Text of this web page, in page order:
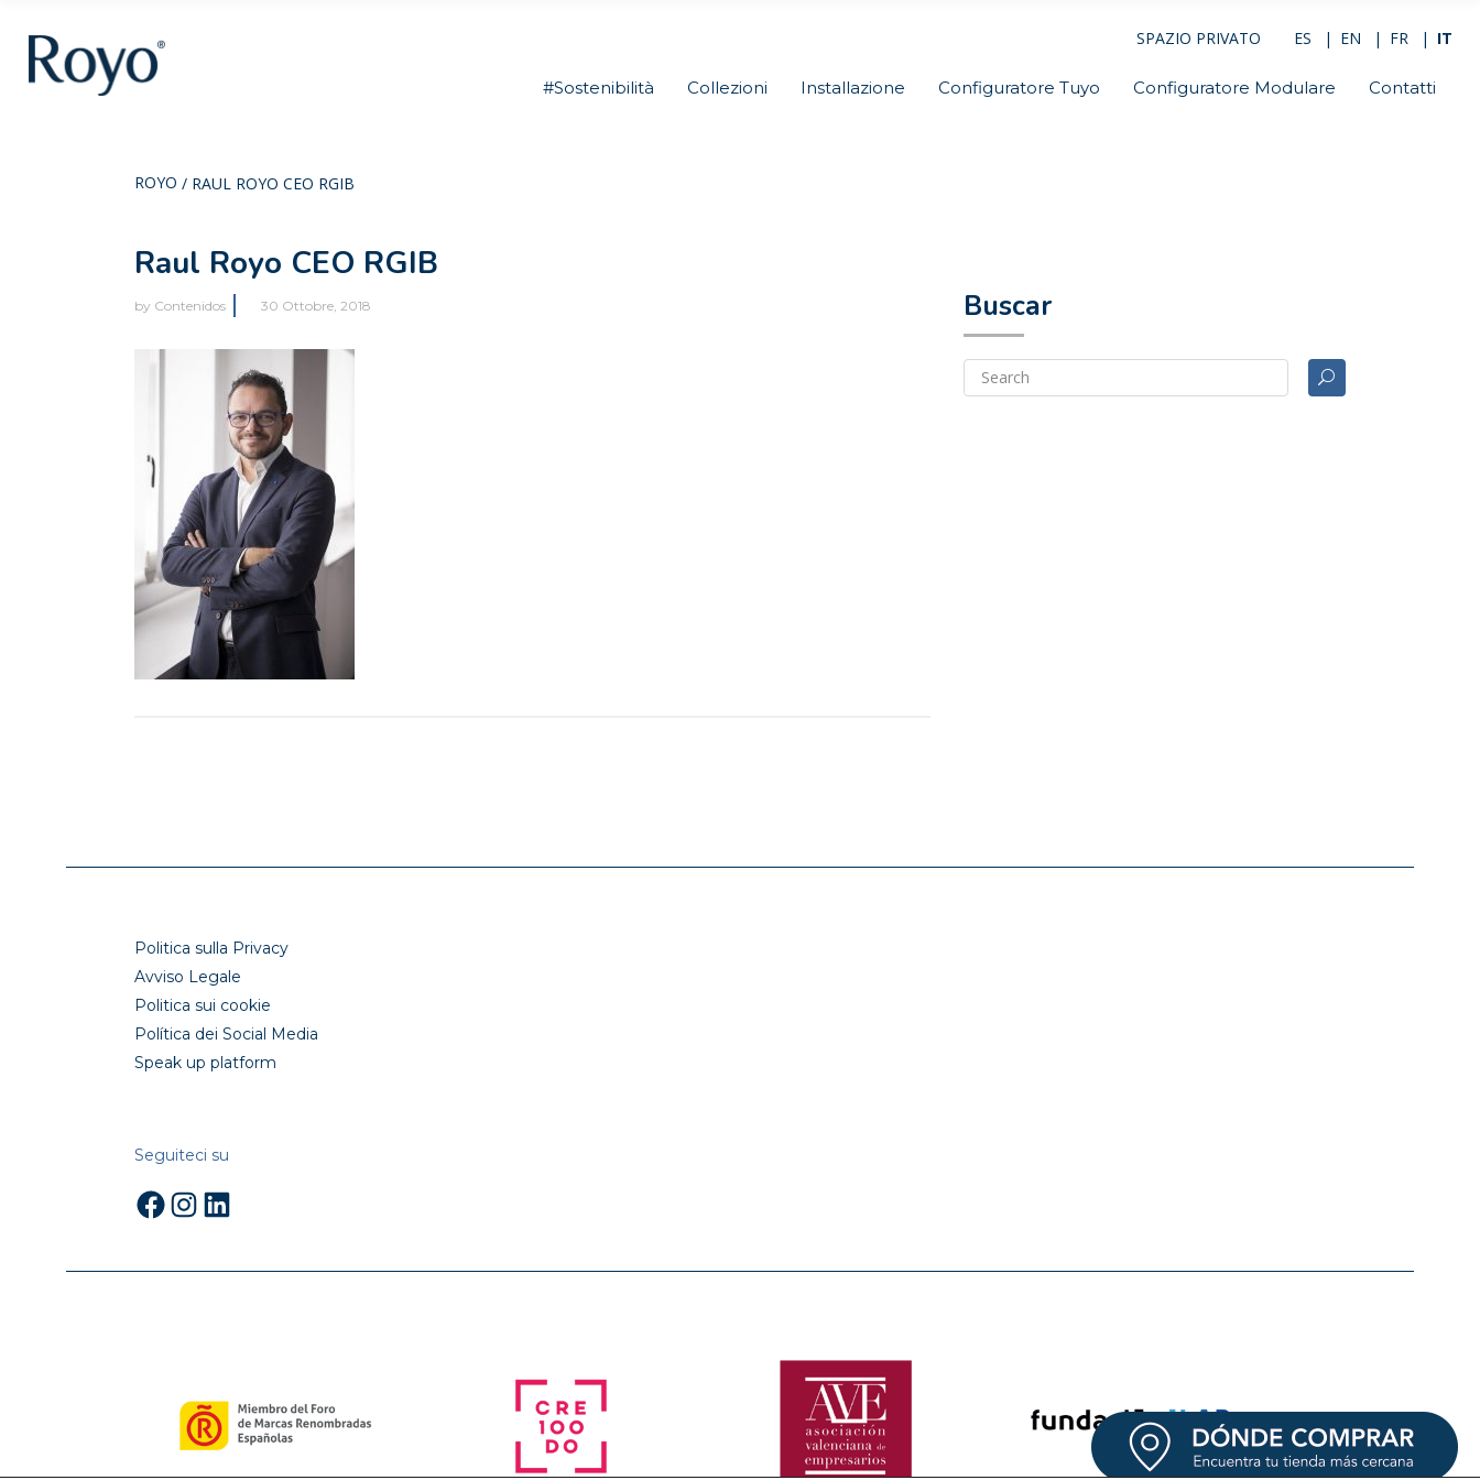
SPAZIO PRIVATO ES EN FR IT
#Sostenibilità Collezioni Installazione Configuratore Tuyo Configuratore Modulare Contatti
ROYO / RAUL ROYO CEO RGIB
Raul Royo CEO RGIB
by Contenidos 30 Ottobre, 2018 Buscar
Politica sulla Privacy
Avviso Legale
Politica sui cookie
Política dei Social Media
Speak up platform
Seguiteci su
Facebook
Instagram
LinkedIn